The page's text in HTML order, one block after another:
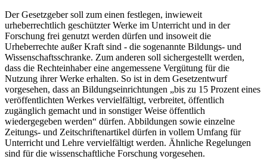
Der Gesetzgeber soll zum einen festlegen, inwieweit
urheberrechtlich geschützter Werke im Unterricht und in der
Forschung frei genutzt werden dürfen und insoweit die
Urheberrechte außer Kraft sind - die sogenannte Bildungs- und
Wissenschaftsschranke. Zum anderen soll sichergestellt werden,
dass die Rechteinhaber eine angemessene Vergütung für die
Nutzung ihrer Werke erhalten. So ist in dem Gesetzentwurf
vorgesehen, dass an Bildungseinrichtungen „bis zu 15 Prozent eines
veröffentlichten Werkes vervielfältigt, verbreitet, öffentlich
zugänglich gemacht und in sonstiger Weise öffentlich
wiedergegeben werden“ dürfen. Abbildungen sowie einzelne
Zeitungs- und Zeitschriftenartikel dürfen in vollem Umfang für
Unterricht und Lehre vervielfältigt werden. Ähnliche Regelungen
sind für die wissenschaftliche Forschung vorgesehen.